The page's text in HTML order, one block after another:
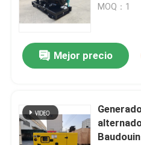
Eléctrico
MOQ：1
Mejor precio